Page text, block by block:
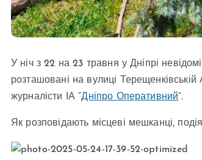
У ніч з 22 на 23 травня у Дніпрі
розташовані на вулиці
журналісти ІА “Дніпро Оперативний“.
Як розповідають місцеві мешканці,